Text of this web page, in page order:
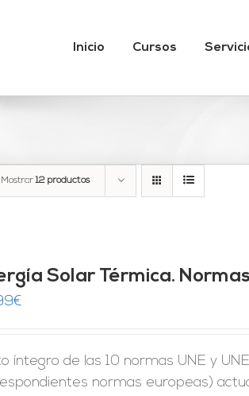
Inicio Cursos
Mostrar12 productos
Solar Térmica.
€
íntegro de las 10 normas UNE y
normas europeas)